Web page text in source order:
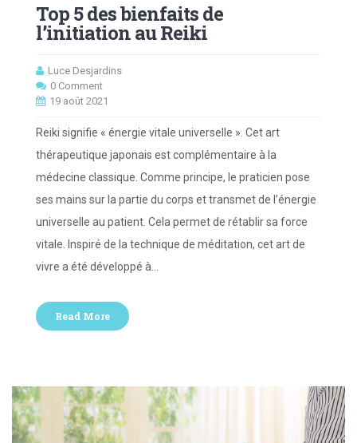
Top 5 des bienfaits de
l’initiation au Reiki
Luce Desjardins
0 Comment
19 août 2021
Reiki signifie « énergie vitale universelle ». Cet art
thérapeutique japonais est complémentaire à la
médecine classique. Comme principe, le praticien pose
ses mains sur la partie du corps et transmet de l’énergie
universelle au patient. Cela permet de rétablir sa force
vitale. Inspiré de la technique de méditation, cet art de
vivre a été développé à…
Read More